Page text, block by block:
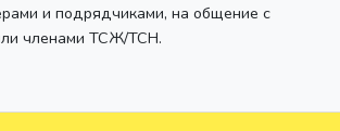
и подрядчиками, на общение с
членами ТСЖ/ТСН.